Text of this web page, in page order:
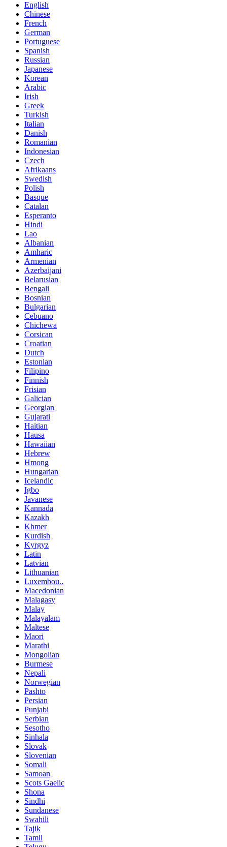
English
Chinese
French
German
Portuguese
Spanish
Russian
Japanese
Korean
Arabic
Irish
Greek
Turkish
Italian
Danish
Romanian
Indonesian
Czech
Afrikaans
Swedish
Polish
Basque
Catalan
Esperanto
Hindi
Lao
Albanian
Amharic
Armenian
Azerbaijani
Belarusian
Bengali
Bosnian
Bulgarian
Cebuano
Chichewa
Corsican
Croatian
Dutch
Estonian
Filipino
Finnish
Frisian
Galician
Georgian
Gujarati
Haitian
Hausa
Hawaiian
Hebrew
Hmong
Hungarian
Icelandic
Igbo
Javanese
Kannada
Kazakh
Khmer
Kurdish
Kyrgyz
Latin
Latvian
Lithuanian
Luxembou..
Macedonian
Malagasy
Malay
Malayalam
Maltese
Maori
Marathi
Mongolian
Burmese
Nepali
Norwegian
Pashto
Persian
Punjabi
Serbian
Sesotho
Sinhala
Slovak
Slovenian
Somali
Samoan
Scots Gaelic
Shona
Sindhi
Sundanese
Swahili
Tajik
Tamil